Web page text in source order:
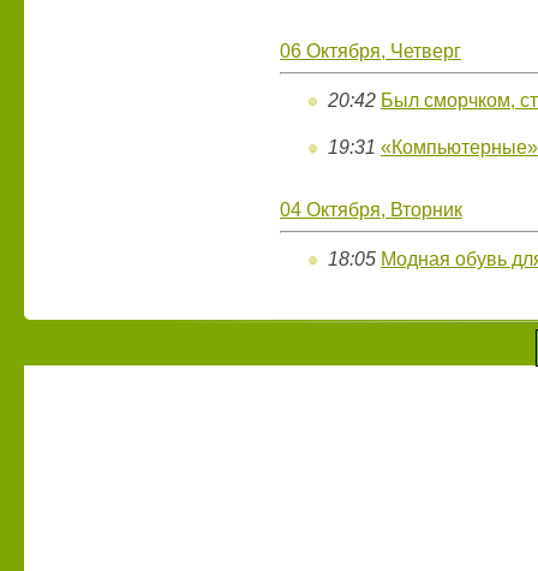
06 Октября, Четверг
20:42 Был сморчком,
19:31
04 Октября, Вторник
18:05 Модная обувь